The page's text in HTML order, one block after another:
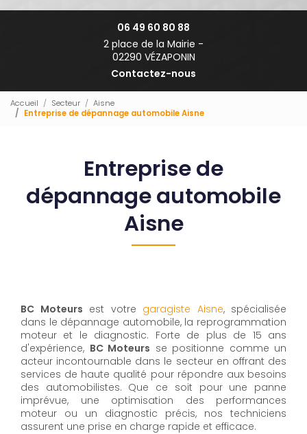
06 49 60 80 88
2 place de la Mairie -
02290 VÉZAPONIN
Contactez-nous
Accueil Secteur
Aisne
Entreprise de dépannage automobile Aisne
Entreprise de
dépannage automobile
Aisne
BC Moteurs est votre garagiste Aisne, spécialisée
dans le dépannage automobile, la reprogrammation
moteur et le diagnostic. Forte de plus de 15 ans
d'expérience, BC Moteurs se positionne comme un
acteur incontournable dans le secteur en offrant des
services de haute qualité pour répondre aux besoins
des automobilistes. Que ce soit pour une panne
imprévue, une optimisation des performances
moteur ou un diagnostic précis, nos techniciens
assurent une prise en charge rapide et efficace.